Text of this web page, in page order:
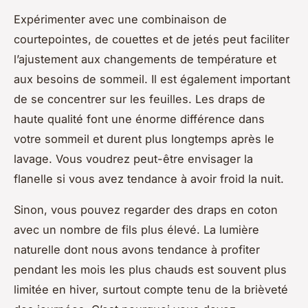
Expérimenter avec une combinaison de
courtepointes, de couettes et de jetés peut faciliter
l’ajustement aux changements de température et
aux besoins de sommeil. Il est également important
de se concentrer sur les feuilles. Les draps de
haute qualité font une énorme différence dans
votre sommeil et durent plus longtemps après le
lavage. Vous voudrez peut-être envisager la
flanelle si vous avez tendance à avoir froid la nuit.
Sinon, vous pouvez regarder des draps en coton
avec un nombre de fils plus élevé. La lumière
naturelle dont nous avons tendance à profiter
pendant les mois les plus chauds est souvent plus
limitée en hiver, surtout compte tenu de la brièveté